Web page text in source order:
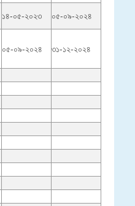
১৪-০৫-২০২৩ ০৫-০৯-২০২৪
০৫-০৯-২০২৪ ৩১-১২-২০২৪